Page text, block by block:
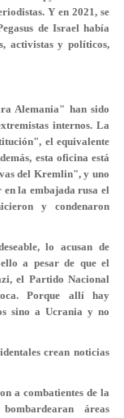
Y en 2021, se
de Israel había
activistas y políticos,
Alemania" han sido
internos. La
el equivalente
esta oficina está
del Kremlin", y uno
la embajada rusa el
y condenaron
lo acusan de
a pesar de que el
el Partido Nacional
Porque allí hay
sino a Ucrania y no
crean noticias
a combatientes de la
áreas